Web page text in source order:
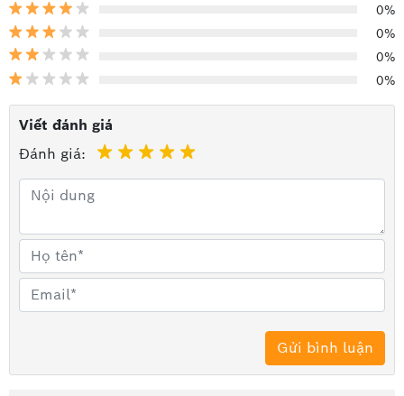
các dòng sản phẩm cáp tín hiệu âm thanh, với nhiều
năm kinh nghiệm và đội ngũ nhân sự chuyên môn cao.
Chúng tôi cam kết mang đến cho quý khách những
sản phẩm chính hãng, chất lượng cao và mức giá hợp
lý. Hãy gọi ngay cho chúng tôi để nhận bảng báo giá
0%
0%
0%
0%
Viết đánh giá
Đánh giá: